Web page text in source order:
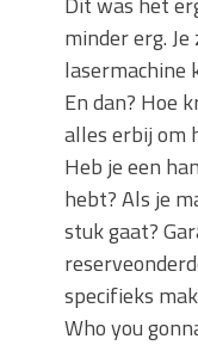
minder erg.
lasermachine
En dan? Hoe
alles erbij om
Heb je een
hebt? Als je
stuk gaat?
specifieks
Who you